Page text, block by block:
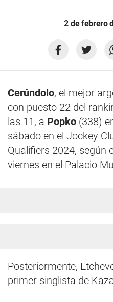
2 de febrero
Cerúndolo, el mejor
con puesto 22 del
las 11, a Popko (338)
sábado en el Jockey
Qualifiers 2024, según
viernes en el Palacio
Posteriormente,
primer singlista de